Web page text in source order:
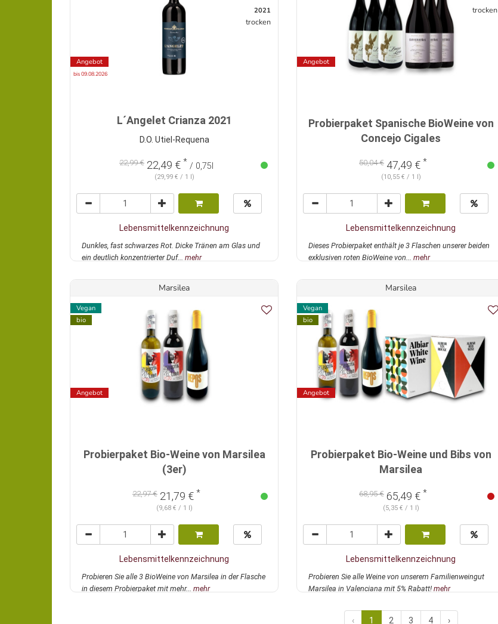
Angebot
bis 09.08.2026
2021
trocken
L´Angelet Crianza 2021
D.O. Utiel-Requena
22,99 € 22,49 € * / 0,75l
(29,99 € / 1 l)
Lebensmittelkennzeichnung
Dunkles, fast schwarzes Rot. Dicke Tränen am Glas und
ein deutlich konzentrierter Duf... mehr
Angebot
trocken
Probierpaket Spanische BioWeine von
Concejo Cigales
50,04 € 47,49 € *
(10,55 € / 1 l)
Lebensmittelkennzeichnung
Dieses Probierpaket enthält je 3 Flaschen unserer beiden
exklusiven roten BioWeine von... mehr
Marsilea
Vegan
bio
Angebot
Probierpaket Bio-Weine von Marsilea
(3er)
22,97 € 21,79 € *
(9,68 € / 1 l)
Lebensmittelkennzeichnung
Probieren Sie alle 3 BioWeine von Marsilea in der Flasche
in diesem Probierpaket mit mehr... mehr
Marsilea
Vegan
bio
Angebot
Probierpaket Bio-Weine und Bibs von
Marsilea
68,95 € 65,49 € *
(5,35 € / 1 l)
Lebensmittelkennzeichnung
Probieren Sie alle Weine von unserem Familienweingut
Marsilea in Valenciana mit 5% Rabatt! mehr
‹ 1 2 3 4 ›